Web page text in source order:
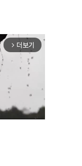
arrow_forward_ios 더보기